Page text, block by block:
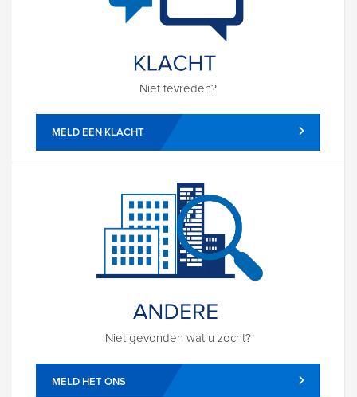
Niet tevreden?
MELD EEN KLACHT
Niet gevonden wat u zocht?
MELD HET ONS